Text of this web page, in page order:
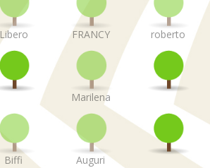
Libero FRANCY roberto
Marilena
Biffi Auguri